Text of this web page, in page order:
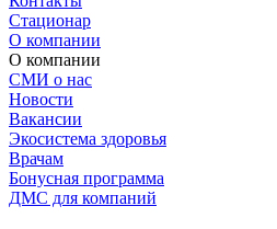
Стационар
О компании
О компании
СМИ о нас
Новости
Вакансии
Экосистема здоровья
Врачам
Бонусная программа
ДМС для компаний